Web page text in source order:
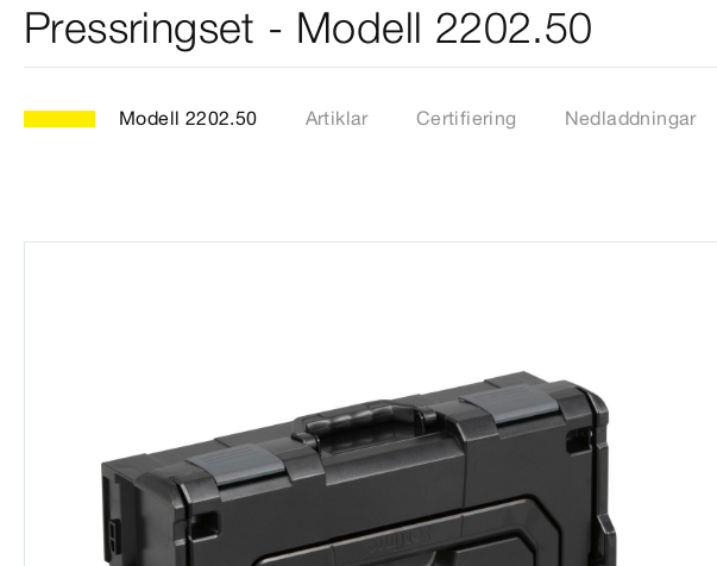
Pressringset - Modell 2202.50
Modell 2202.50 Artiklar Certifiering Nedladdningar